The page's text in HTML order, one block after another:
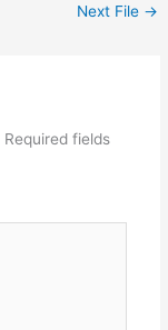
Next File →
Required fields